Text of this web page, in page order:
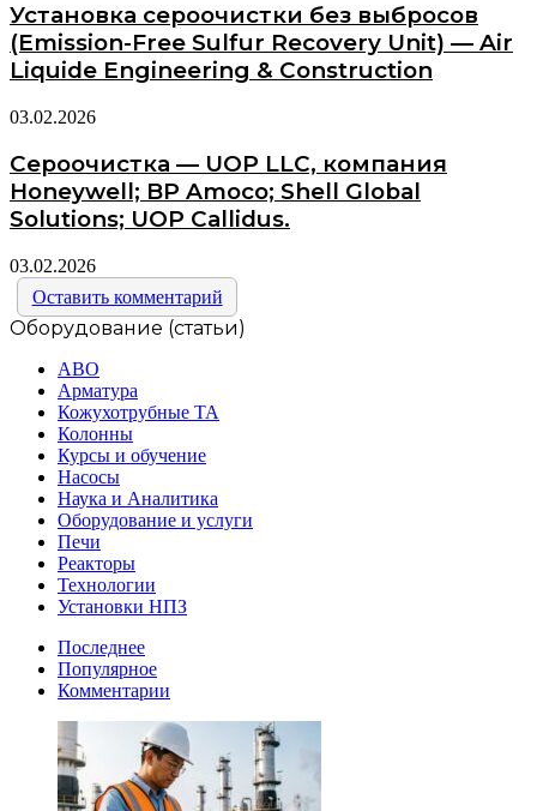
Установка сероочистки без выбросов
(Emission-Free Sulfur Recovery Unit) — Air
Liquide Engineering & Construction
03.02.2026
Сероочистка — UOP LLC, компания
Honeywell; BP Amoco; Shell Global
Solutions; UOP Callidus.
03.02.2026
Оставить комментарий
Оборудование (статьи)
АВО
Арматура
Кожухотрубные ТА
Колонны
Курсы и обучение
Насосы
Наука и Аналитика
Оборудование и услуги
Печи
Реакторы
Технологии
Установки НПЗ
Последнее
Популярное
Комментарии